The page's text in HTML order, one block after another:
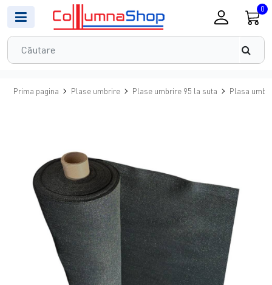
0
Prima pagina Plase umbrire Plase umbrire 95 la suta Plasa